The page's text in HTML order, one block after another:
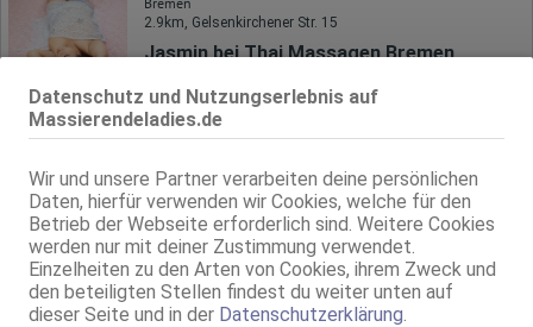
Datenschutz und Nutzungserlebnis auf
Massierendeladies.de
Wir und unsere Partner verarbeiten deine persönlichen
Daten, hierfür verwenden wir Cookies, welche für den
Betrieb der Webseite erforderlich sind. Weitere Cookies
werden nur mit deiner Zustimmung verwendet.
Einzelheiten zu den Arten von Cookies, ihrem Zweck und
den beteiligten Stellen findest du weiter unten auf
dieser Seite und in der Datenschutzerklärung.
2.9km, Gelsenkirchener Str. 15
Jasmin bei Thai Massagen Bremen
kein GV
Bremen
2.9km, Gelsenkirchener Str. 15
Emy bei Thai Massagen Bremen
Thai Massagen Bremen
35 Jahre, 75B, KF 36, 1.58m, total rasiert, asiatisch
kein GV